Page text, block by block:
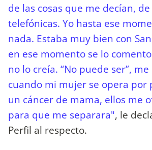
de las cosas que me decían,
telefónicas. Yo hasta ese
nada. Estaba muy bien con
en ese momento se lo
no lo creía. “No puede ser”,
cuando mi mujer se opera por
un cáncer de mama, ellos me
para que me separara", le
Perfil al respecto.